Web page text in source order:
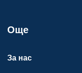
Още
За нас